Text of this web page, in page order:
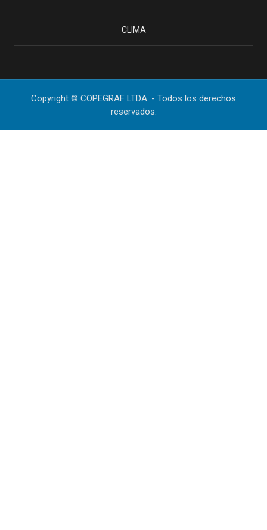
CLIMA
Copyright © COPEGRAF LTDA. - Todos los derechos
reservados.